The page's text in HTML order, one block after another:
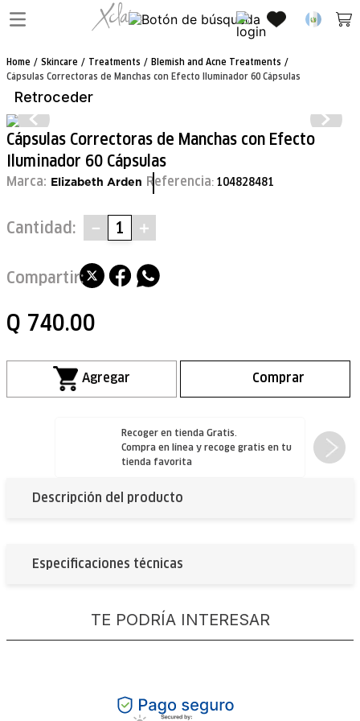
Skincare Treatments
Blemish and Acne Treatments
Cápsulas Correctoras de Manchas con Efecto Iluminador 60 Cápsulas
Retroceder
Cápsulas Correctoras de Manchas con Efecto
Iluminador 60 Cápsulas
Marca: Elizabeth Arden Referencia: 104828481
Cantidad ＋
－
Q 740.00
Recoger en tienda Gratis.
Compra en línea y recoge gratis en tu
tienda favorita
Descripción del producto
Especificaciones técnicas
TE PODRÍA INTERESAR